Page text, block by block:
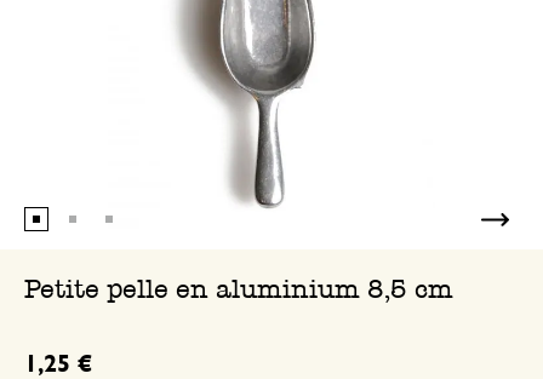
Petite pelle en aluminium 8,5 cm
1,25 €